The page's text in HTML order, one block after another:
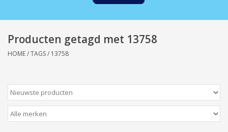
Wonen/koken/huishouden
Wenskaarten
Zeeuws/Streek
Producten getagd met 13758
HOME/TAGS/ 13758